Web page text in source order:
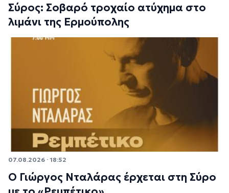
Σύρος: Σοβαρό τροχαίο ατύχημα στο
λιμάνι της Ερμούπολης
07.08.2026 · 18:52
Ο Γιώργος Νταλάρας έρχεται στη Σύρο